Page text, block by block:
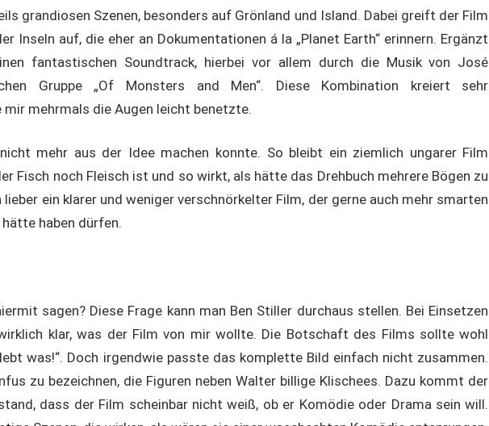
grandiosen Szenen, besonders auf Grönland und Island. Dabei greift der Film
Inseln auf, die eher an Dokumentationen á la „Planet Earth“ erinnern. Ergänzt
fantastischen Soundtrack, hierbei vor allem durch die Musik von José
Gruppe „Of Monsters and Men“. Diese Kombination kreiert sehr
mehrmals die Augen leicht benetzte.
mehr aus der Idee machen konnte. So bleibt ein ziemlich ungarer Film
Fisch noch Fleisch ist und so wirkt, als hätte das Drehbuch mehrere Bögen zu
ein klarer und weniger verschnörkelter Film, der gerne auch mehr smarten
haben dürfen.
sagen? Diese Frage kann man Ben Stiller durchaus stellen. Bei Einsetzen
klar, was der Film von mir wollte. Die Botschaft des Films sollte wohl
was!“. Doch irgendwie passte das komplette Bild einfach nicht zusammen.
zu bezeichnen, die Figuren neben Walter billige Klischees. Dazu kommt der
dass der Film scheinbar nicht weiß, ob er Komödie oder Drama sein will.